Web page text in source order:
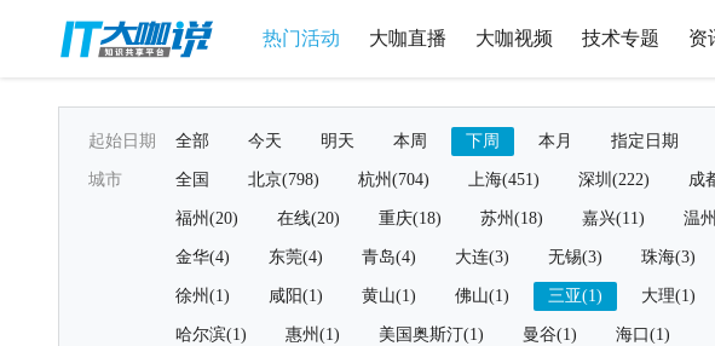
热门活动 大咖直播 大咖视频 技术专题 资
起始日期 全部 今天 明天 本周 下周 本月 指定日期
城市 全国 北京(798) 杭州(704) 上海(451) 深圳(222) 成
福州(20) 在线(20) 重庆(18) 苏州(18) 嘉兴(11) 温
金华(4) 东莞(4) 青岛(4) 大连(3) 无锡(3) 珠海(3)
徐州(1) 咸阳(1) 黄山(1) 佛山(1) 三亚(1) 大理(1)
哈尔滨(1) 惠州(1) 美国奥斯汀(1) 曼谷(1) 海口(1)